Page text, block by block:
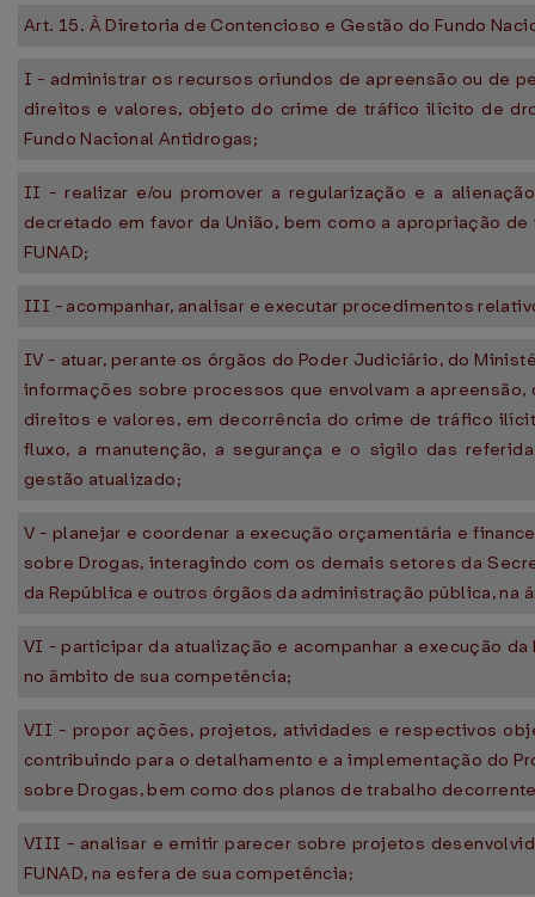
Art. 15. À Diretoria de Contencioso e Gestão do Fundo
I - administrar os recursos oriundos de apreensão ou de
direitos e valores, objeto do crime de tráfico ilícito de
Fundo Nacional Antidrogas;
II - realizar e/ou promover a regularização e a
decretado em favor da União, bem como a apropriação
FUNAD;
III - acompanhar, analisar e executar procedimentos
IV - atuar, perante os órgãos do Poder Judiciário, do
informações sobre processos que envolvam a
direitos e valores, em decorrência do crime de tráfico
fluxo, a manutenção, a segurança e o sigilo das
gestão atualizado;
V - planejar e coordenar a execução orçamentária e
sobre Drogas, interagindo com os demais setores da
da República e outros órgãos da administração pública, na
VI - participar da atualização e acompanhar a execução da
no âmbito de sua competência;
VII - propor ações, projetos, atividades e respectivos
contribuindo para o detalhamento e a implementação do
sobre Drogas, bem como dos planos de trabalho
VIII - analisar e emitir parecer sobre projetos
FUNAD, na esfera de sua competência;